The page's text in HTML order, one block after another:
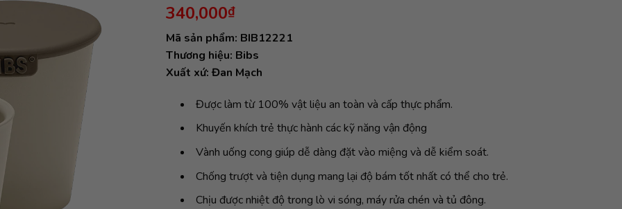
340,000₫
Mã sản phẩm: BIB12221
Thương hiệu: Bibs
Xuất xứ: Đan Mạch
Được làm từ 100% vật liệu an toàn và cấp thực phẩm.
Khuyến khích trẻ thực hành các kỹ năng vận động
Vành uống cong giúp dễ dàng đặt vào miệng và dễ kiểm soát.
Chống trượt và tiện dụng mang lại độ bám tốt nhất có thể cho trẻ.
Chịu được nhiệt độ trong lò vi sóng, máy rửa chén và tủ đông.